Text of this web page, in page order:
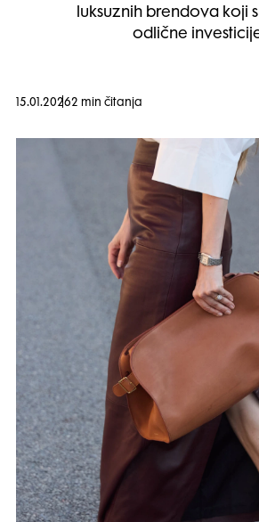
luksuznih brendova koji
odlične
15.01.20262 min čitanja